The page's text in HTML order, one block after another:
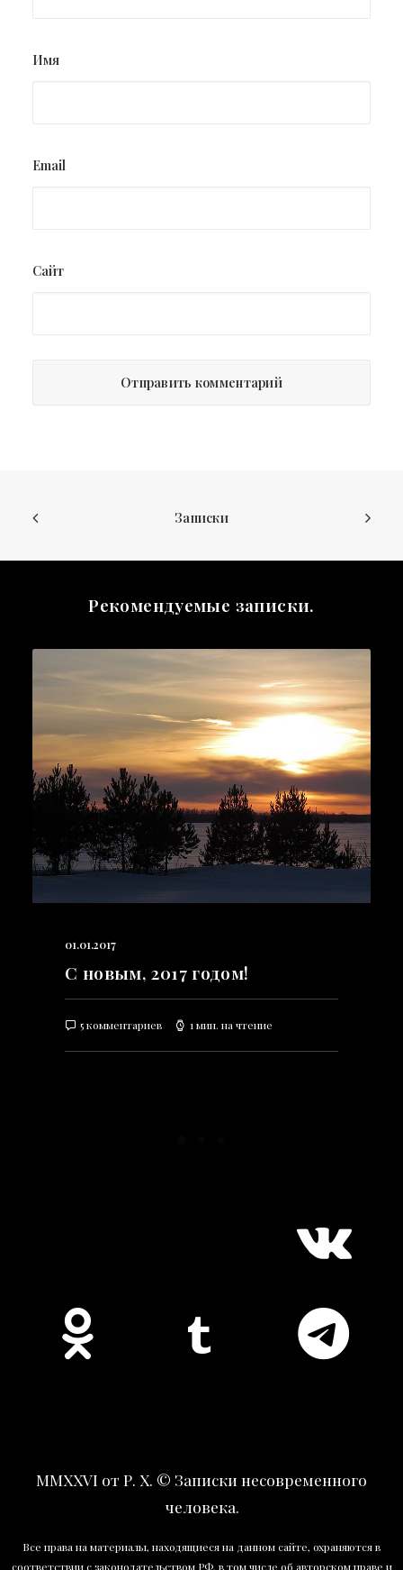
Имя
Email
Сайт
Записки
Рекомендуемые записки.
01.01.2017
С новым, 2017 годом!
5 комментариев 1 мин. на чтение
MMXXVI от Р. Х. © Записки несовременного
человека.
Все права на материалы, находящиеся на данном сайте, охраняются в
соответствии с законодательством РФ, в том числе об авторском праве и